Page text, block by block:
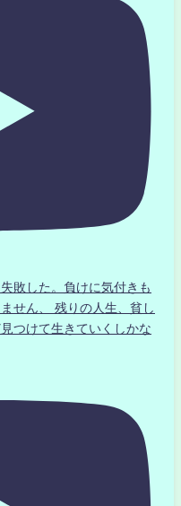
敗した。負けに気付きも
せん、 残りの人生、貧し
つけて生きていくしかな